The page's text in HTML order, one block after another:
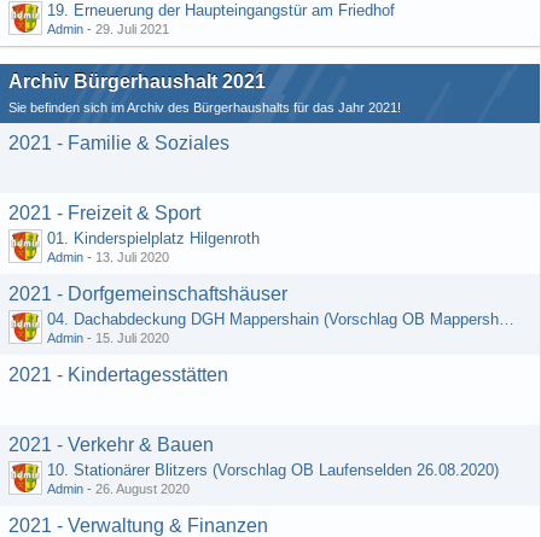
19. Erneuerung der Haupteingangstür am Friedhof
Admin - 29. Juli 2021
Archiv Bürgerhaushalt 2021
Sie befinden sich im Archiv des Bürgerhaushalts für das Jahr 2021!
2021 - Familie & Soziales
2021 - Freizeit & Sport
01. Kinderspielplatz Hilgenroth
Admin - 13. Juli 2020
2021 - Dorfgemeinschaftshäuser
04. Dachabdeckung DGH Mappershain (Vorschlag OB Mappershain vom 01.07.2020)
Admin - 15. Juli 2020
2021 - Kindertagesstätten
2021 - Verkehr & Bauen
10. Stationärer Blitzers (Vorschlag OB Laufenselden 26.08.2020)
Admin - 26. August 2020
2021 - Verwaltung & Finanzen